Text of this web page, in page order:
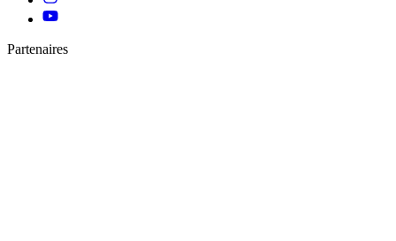
Partenaires